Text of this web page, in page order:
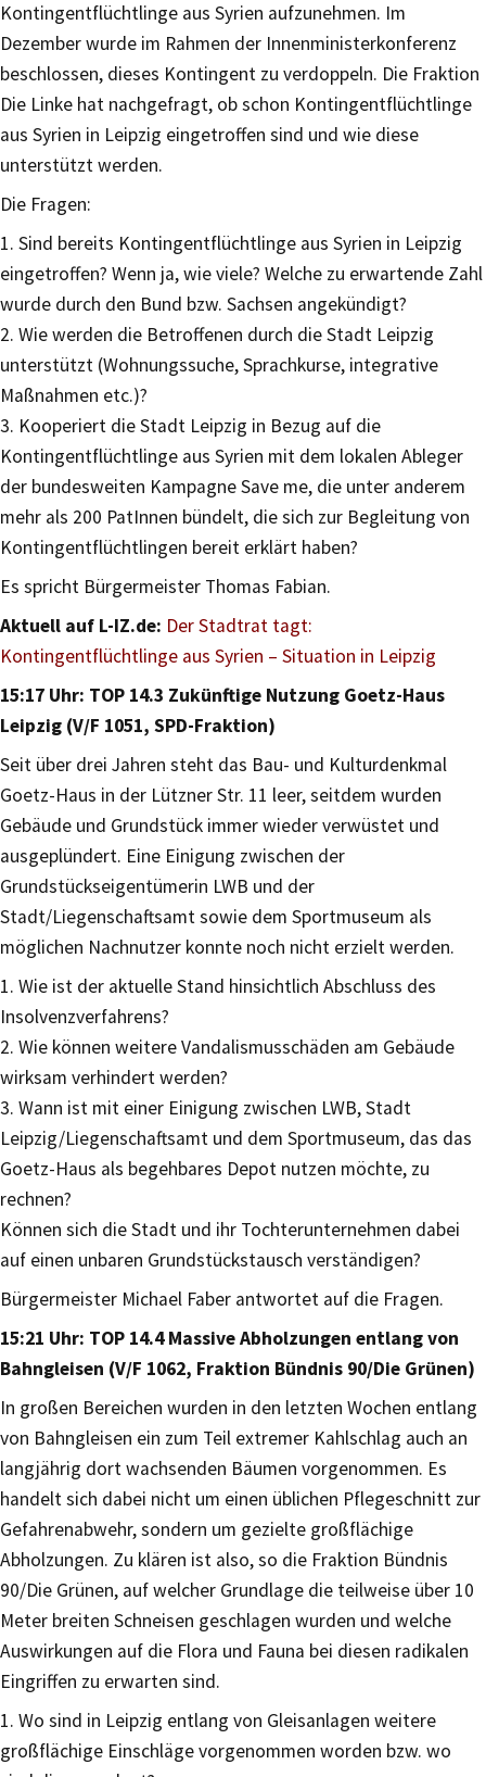
Kontingentflüchtlinge aus Syrien aufzunehmen. Im
Dezember wurde im Rahmen der Innenministerkonferenz
beschlossen, dieses Kontingent zu verdoppeln. Die Fraktion
Die Linke hat nachgefragt, ob schon Kontingentflüchtlinge
aus Syrien in Leipzig eingetroffen sind und wie diese
unterstützt werden.
Die Fragen:
1. Sind bereits Kontingentflüchtlinge aus Syrien in Leipzig
eingetroffen? Wenn ja, wie viele? Welche zu erwartende Zahl
wurde durch den Bund bzw. Sachsen angekündigt?
2. Wie werden die Betroffenen durch die Stadt Leipzig
unterstützt (Wohnungssuche, Sprachkurse, integrative
Maßnahmen etc.)?
3. Kooperiert die Stadt Leipzig in Bezug auf die
Kontingentflüchtlinge aus Syrien mit dem lokalen Ableger
der bundesweiten Kampagne Save me, die unter anderem
mehr als 200 PatInnen bündelt, die sich zur Begleitung von
Kontingentflüchtlingen bereit erklärt haben?
Es spricht Bürgermeister Thomas Fabian.
Aktuell auf L-IZ.de: Der Stadtrat tagt:
Kontingentflüchtlinge aus Syrien – Situation in Leipzig
15:17 Uhr: TOP 14.3 Zukünftige Nutzung Goetz-Haus
Leipzig (V/F 1051, SPD-Fraktion)
Seit über drei Jahren steht das Bau- und Kulturdenkmal
Goetz-Haus in der Lützner Str. 11 leer, seitdem wurden
Gebäude und Grundstück immer wieder verwüstet und
ausgeplündert. Eine Einigung zwischen der
Grundstückseigentümerin LWB und der
Stadt/Liegenschaftsamt sowie dem Sportmuseum als
möglichen Nachnutzer konnte noch nicht erzielt werden.
1. Wie ist der aktuelle Stand hinsichtlich Abschluss des
Insolvenzverfahrens?
2. Wie können weitere Vandalismusschäden am Gebäude
wirksam verhindert werden?
3. Wann ist mit einer Einigung zwischen LWB, Stadt
Leipzig/Liegenschaftsamt und dem Sportmuseum, das das
Goetz-Haus als begehbares Depot nutzen möchte, zu
rechnen?
Können sich die Stadt und ihr Tochterunternehmen dabei
auf einen unbaren Grundstückstausch verständigen?
Bürgermeister Michael Faber antwortet auf die Fragen.
15:21 Uhr: TOP 14.4 Massive Abholzungen entlang von
Bahngleisen (V/F 1062, Fraktion Bündnis 90/Die Grünen)
In großen Bereichen wurden in den letzten Wochen entlang
von Bahngleisen ein zum Teil extremer Kahlschlag auch an
langjährig dort wachsenden Bäumen vorgenommen. Es
handelt sich dabei nicht um einen üblichen Pflegeschnitt zur
Gefahrenabwehr, sondern um gezielte großflächige
Abholzungen. Zu klären ist also, so die Fraktion Bündnis
90/Die Grünen, auf welcher Grundlage die teilweise über 10
Meter breiten Schneisen geschlagen wurden und welche
Auswirkungen auf die Flora und Fauna bei diesen radikalen
Eingriffen zu erwarten sind.
1. Wo sind in Leipzig entlang von Gleisanlagen weitere
großflächige Einschläge vorgenommen worden bzw. wo